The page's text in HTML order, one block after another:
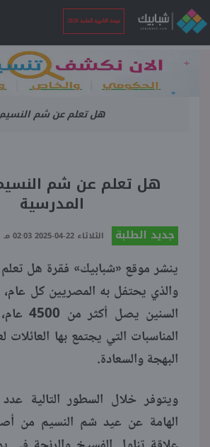
نتيجة الثانوية العامة 2026
الرئيسية
نتيجة الثانوية العامة 2026
فنجان قهوة
ملفات
منوعات
هل تعلم عن شم
هل تعلم عن شم النسيم
المدرسية
جديد الطلبة الثلاثاء 22-04-2025 02:03 مـ
ينشر موقع «شبابيك» فقرة هل
والذي يحتفل به المصريين كل
السنين
المناسبات التي يجتمع بها
البهجة والسعادة.
ويتوفر خلال السطور التالية
الهامة عن عيد شم النسيم من